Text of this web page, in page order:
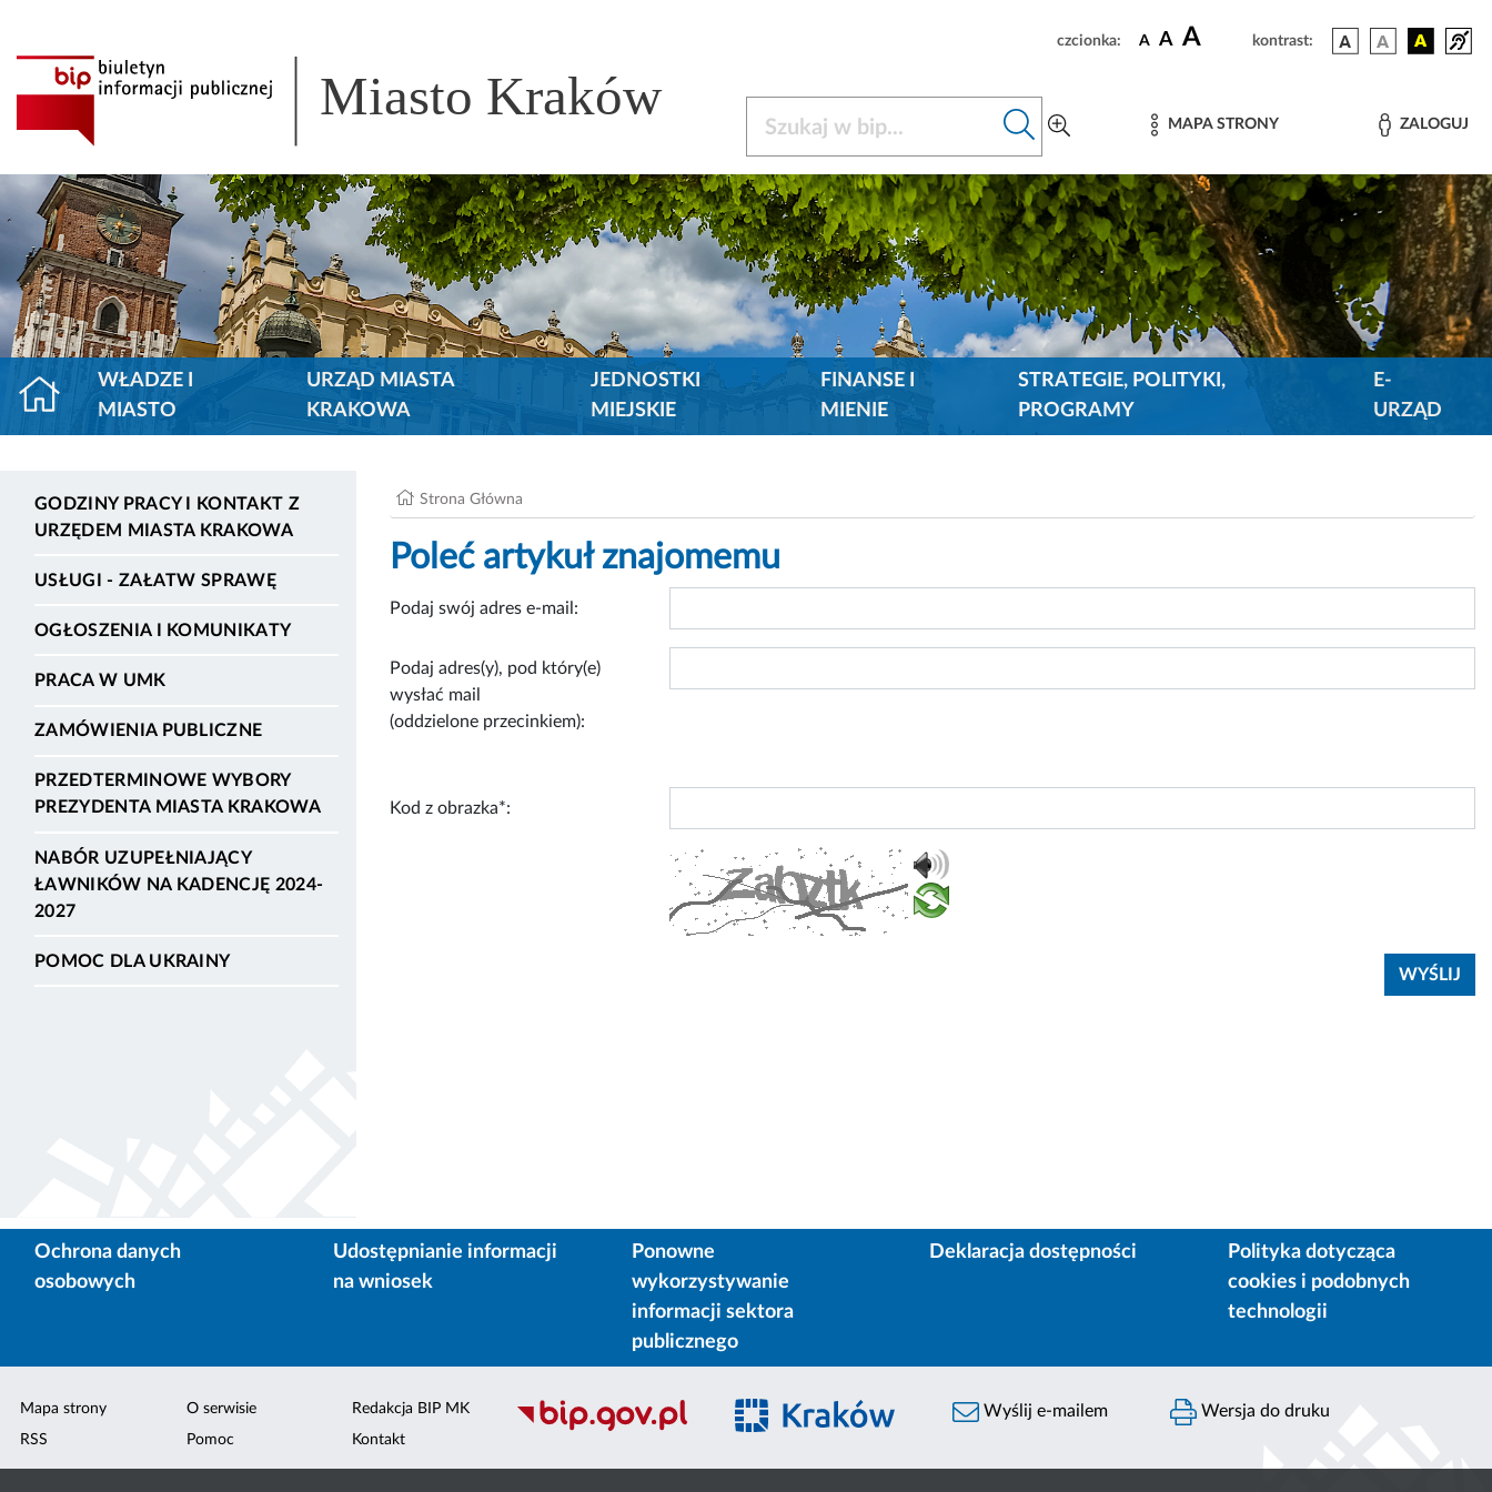
czcionka: A A A kontrast:
Miasto Kraków MAPA STRONY ZALOGUJ
WŁADZE I
MIASTO
URZĄD MIASTA
KRAKOWA
JEDNOSTKI
MIEJSKIE
FINANSE I
MIENIE
STRATEGIE, POLITYKI,
PROGRAMY
E-
URZĄD
GODZINY PRACY I KONTAKT Z
URZĘDEM MIASTA KRAKOWA
USŁUGI - ZAŁATW SPRAWĘ
OGŁOSZENIA I KOMUNIKATY
PRACA W UMK
ZAMÓWIENIA PUBLICZNE
PRZEDTERMINOWE WYBORY
PREZYDENTA MIASTA KRAKOWA
NABÓR UZUPEŁNIAJĄCY
ŁAWNIKÓW NA KADENCJĘ 2024-
2027
POMOC DLA UKRAINY
Strona Główna
Poleć artykuł znajomemu
Podaj swój adres e-mail:
Podaj adres(y), pod który(e)
wysłać mail
(oddzielone przecinkiem):
Kod z obrazka*:
Ochrona danych
osobowych
Udostępnianie informacji
na wniosek
Ponowne
wykorzystywanie
informacji sektora
publicznego
Deklaracja dostępności
Polityka dotycząca
cookies i podobnych
technologii
Mapa strony
RSS
O serwisie
Pomoc
Redakcja BIP MK
Kontakt
Wyślij e-mailem Wersja do druku